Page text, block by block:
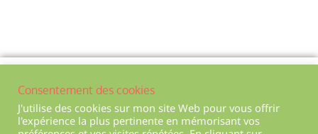
Mentions légales
Conditions générales de ventes
Consentement des cookies
J'utilise des cookies sur mon site Web pour vous offrir
l'expérience la plus pertinente en mémorisant vos